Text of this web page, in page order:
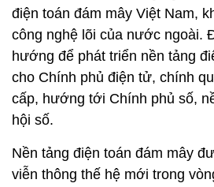
điện toán đám mây Việt Nam,
công nghệ lõi của nước ngoài.
hướng để phát triển nền tảng
cho Chính phủ điện tử, chính
cấp, hướng tới Chính phủ số,
hội số.
Nền tảng điện toán đám mây
viễn thông thế hệ mới trong